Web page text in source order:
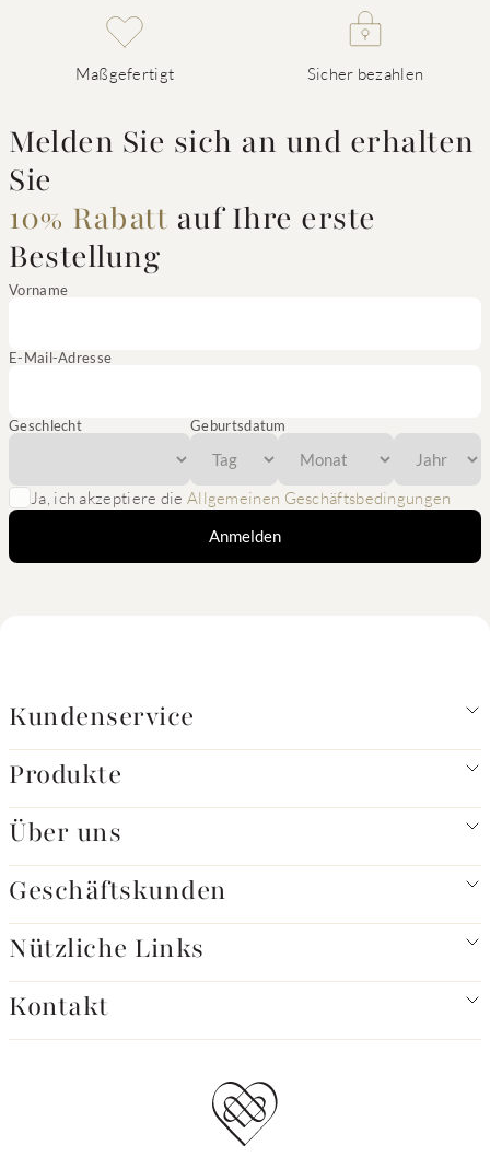
Maßgefertigt Sicher bezahlen
Melden Sie sich an und erhalten
Sie
10% Rabatt auf Ihre erste
Bestellung
Vorname
E-Mail-Adresse
Geschlecht Geburtsdatum
Ja, ich akzeptiere die Allgemeinen Geschäftsbedingungen
Anmelden
Kundenservice
Produkte
Über uns
Geschäftskunden
Nützliche Links
Kontakt